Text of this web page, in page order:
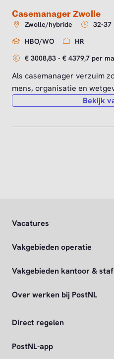
Vacatures
Vakgebieden operatie
Vakgebieden kantoor & staf
Over werken bij PostNL
Direct regelen
PostNL-app